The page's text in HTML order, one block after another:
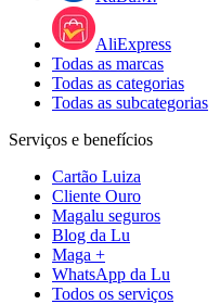
AliExpress
Todas as marcas
Todas as categorias
Todas as subcategorias
Serviços e benefícios
Cartão Luiza
Cliente Ouro
Magalu seguros
Blog da Lu
Maga +
WhatsApp da Lu
Todos os serviços